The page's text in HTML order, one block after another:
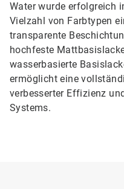
Water wurde erfolgreich
Vielzahl von Farbtypen
transparente
hochfeste
wasserbasierte
ermöglicht eine
verbesserter Effizienz
Systems.